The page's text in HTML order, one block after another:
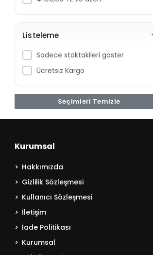
Listeleme
Sadece stoktakileri göster
Ücretsiz Kargo
Seçimleri Temizle
Kurumsal
Hakkımızda
Gizlilik Sözleşmesi
Kullanıcı Sözleşmesi
İletişim
İade Politikası
Kurumsal